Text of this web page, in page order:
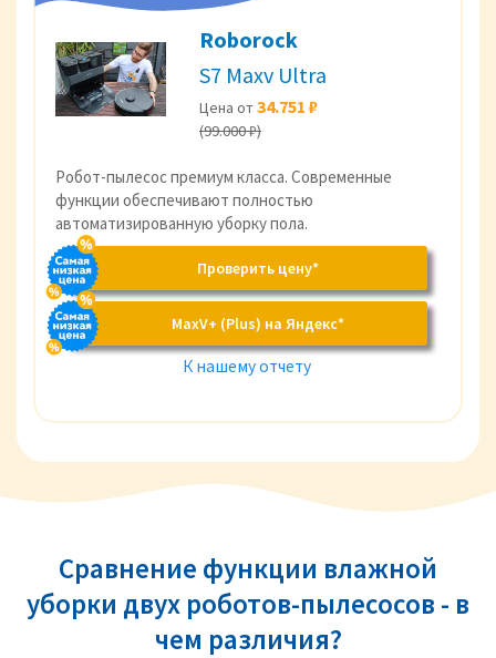
Roborock
S7 Maxv Ultra
Цена от34.751 ₽
(99.000 ₽)
Робот-пылесос премиум класса. Современные
функции обеспечивают полностью
автоматизированную уборку пола.
Проверить цену*
MaxV+ (Plus) на Яндекс*
К нашему отчету
Сравнение функции влажной
уборки двух роботов-пылесосов - в
чем различия?